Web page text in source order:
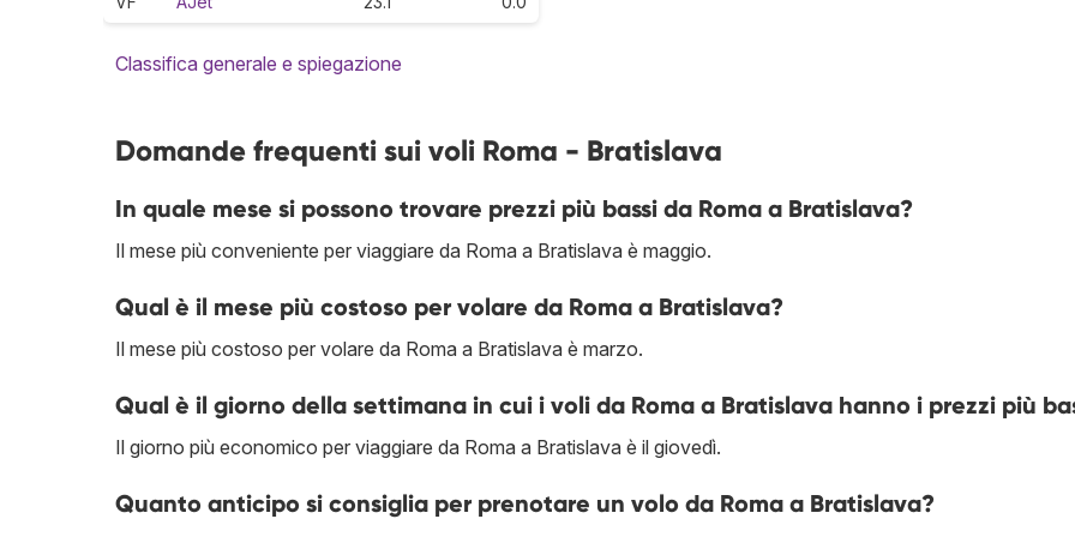
Classifica generale e spiegazione
Domande frequenti sui voli Roma - Bratislava
In quale mese si possono trovare prezzi più bassi da Roma a Bratislava?
Il mese più conveniente per viaggiare da Roma a Bratislava è maggio.
Qual è il mese più costoso per volare da Roma a Bratislava?
Il mese più costoso per volare da Roma a Bratislava è marzo.
Qual è il giorno della settimana in cui i voli da Roma a Bratislava hanno i prezzi più
Il giorno più economico per viaggiare da Roma a Bratislava è il giovedì.
Quanto anticipo si consiglia per prenotare un volo da Roma a Bratislava?